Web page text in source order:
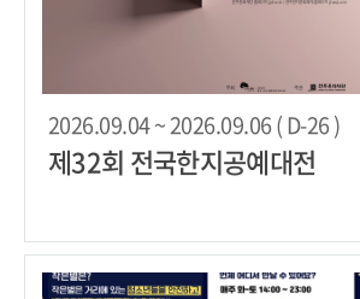
2026.09.04 ~ 2026.09.06 ( D-26 )
제32회 전국한지공예대전